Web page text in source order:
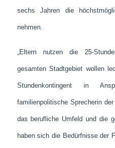
sechs Jahren die
nehmen.
„Eltern nutzen die 25-
gesamten Stadtgebiet wollen
Stundenkontingent in
familienpolitische Sprecherin
das berufliche Umfeld und die
haben sich die Bedürfnisse der